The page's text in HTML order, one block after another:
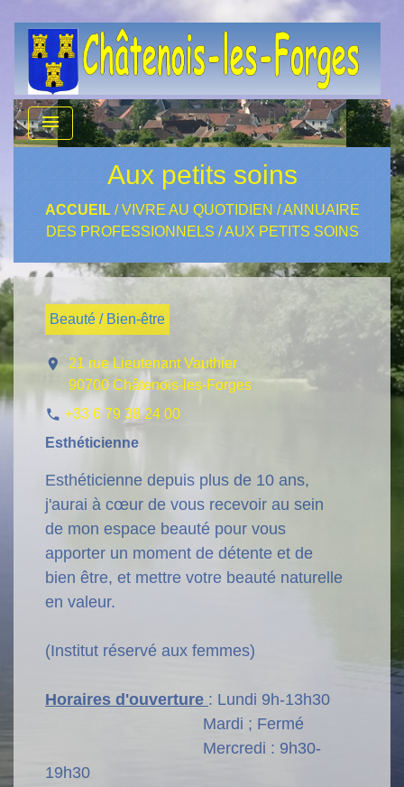
menu
Aux petits soins
ACCUEIL/VIVRE AU QUOTIDIEN /ANNUAIRE
DES PROFESSIONNELS /AUX PETITS SOINS
Beauté / Bien-être
location_on
21 rue Lieutenant Vauthier
90700 Châtenois-les-Forges
phone +33 6 79 38 24 00
Esthéticienne
Esthéticienne depuis plus de 10 ans,
j'aurai à cœur de vous recevoir au sein
de mon espace beauté pour vous
apporter un moment de détente et de
bien être, et mettre votre beauté naturelle
en valeur.
(Institut réservé aux femmes)
Horaires d'ouverture : Lundi 9h-13h30
Mardi ; Fermé
Mercredi : 9h30-
19h30